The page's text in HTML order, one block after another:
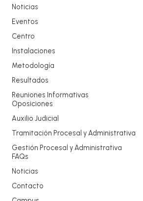
Noticias
Eventos
Centro
Instalaciones
Metodología
Resultados
Reuniones Informativas
Oposiciones
Auxilio Judicial
Tramitación Procesal y Administrativa
Gestión Procesal y Administrativa
FAQs
Noticias
Contacto